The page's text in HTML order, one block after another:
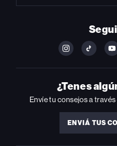
FOLLOW
ON
INSTAGRAM
FOLLOW
ON
YOUTUBE
¿Tenes
Envíe tu consejos a
ENVIÁ TUS
ENVIÁ